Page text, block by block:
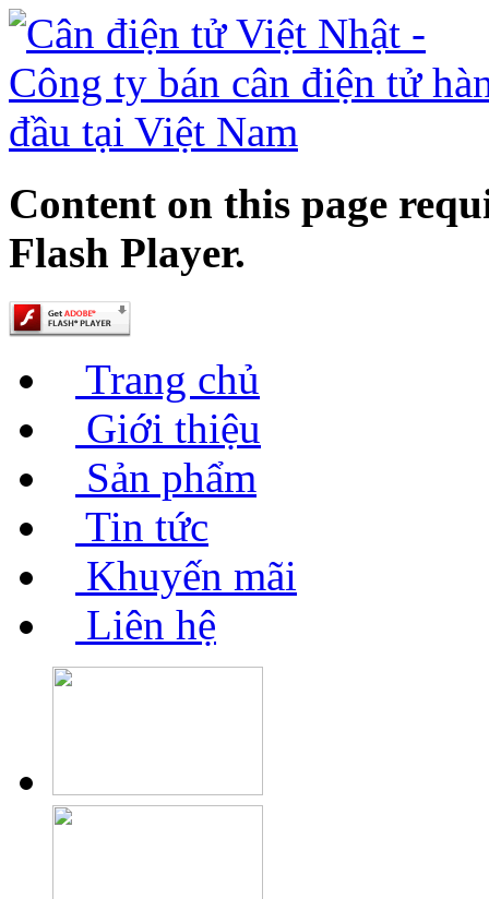
Content on this page
Flash Player.
Trang chủ
Giới thiệu
Sản phẩm
Tin tức
Khuyến mãi
Liên hệ